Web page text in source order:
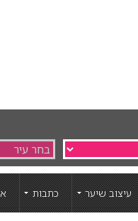
עיצוב שיער כתבות